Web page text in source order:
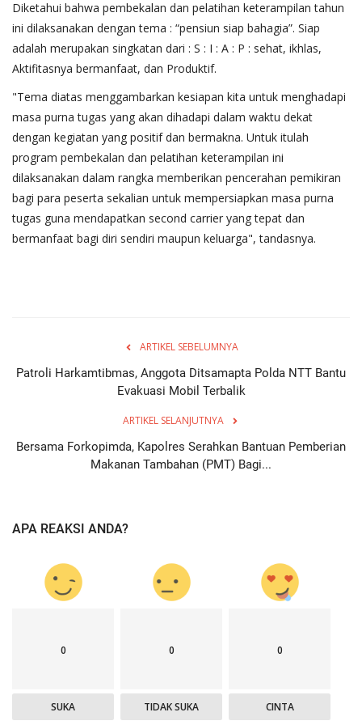
Diketahui bahwa pembekalan dan pelatihan keterampilan tahun
ini dilaksanakan dengan tema : “pensiun siap bahagia”. Siap
adalah merupakan singkatan dari : S : I : A : P : sehat, ikhlas,
Aktifitasnya bermanfaat, dan Produktif.
"Tema diatas menggambarkan kesiapan kita untuk menghadapi
masa purna tugas yang akan dihadapi dalam waktu dekat
dengan kegiatan yang positif dan bermakna. Untuk itulah
program pembekalan dan pelatihan keterampilan ini
dilaksanakan dalam rangka memberikan pencerahan pemikiran
bagi para peserta sekalian untuk mempersiapkan masa purna
tugas guna mendapatkan second carrier yang tepat dan
bermanfaat bagi diri sendiri maupun keluarga", tandasnya.
ARTIKEL SEBELUMNYA
Patroli Harkamtibmas, Anggota Ditsamapta Polda NTT Bantu
Evakuasi Mobil Terbalik
ARTIKEL SELANJUTNYA
Bersama Forkopimda, Kapolres Serahkan Bantuan Pemberian
Makanan Tambahan (PMT) Bagi...
APA REAKSI ANDA?
0
SUKA
0
TIDAK SUKA
0
CINTA